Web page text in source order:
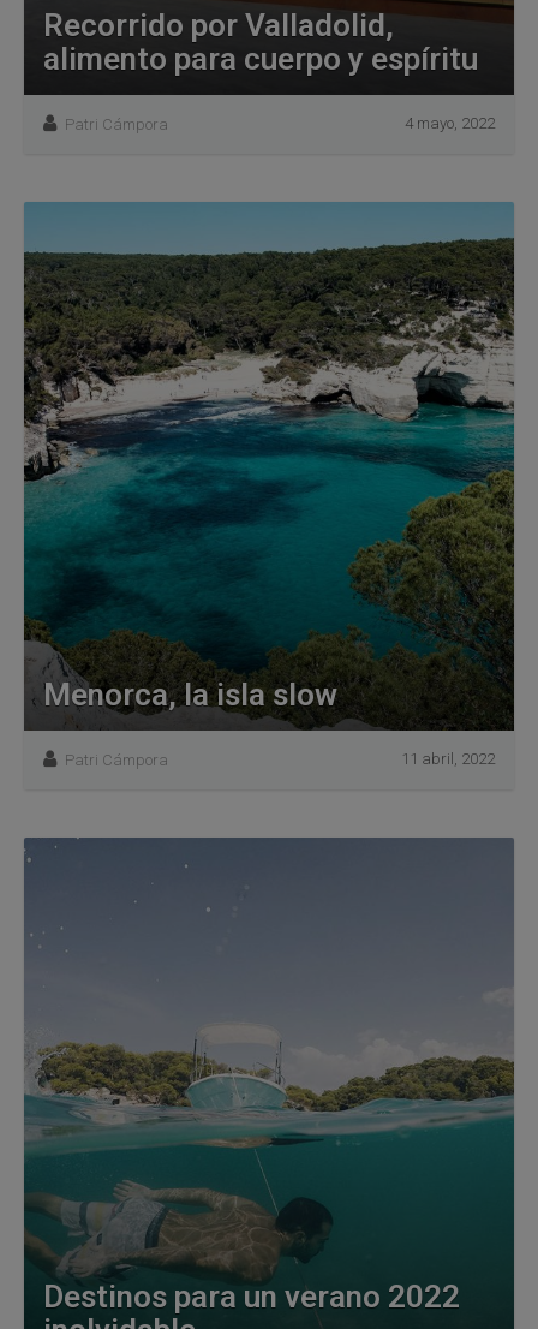
Recorrido por Valladolid,
alimento para cuerpo y espíritu
Patri Cámpora 4 mayo, 2022
Menorca, la isla slow
Patri Cámpora 11 abril, 2022
Destinos para un verano 2022